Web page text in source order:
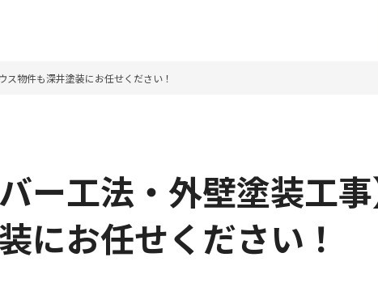
物件も深井塗装にお任せください！
ー工法・外壁塗装工
にお任せください！